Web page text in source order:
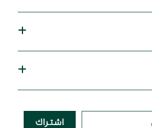
اشتراك